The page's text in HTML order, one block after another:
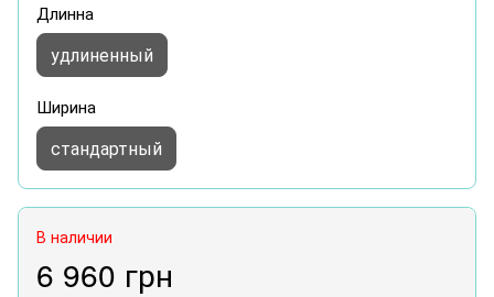
Длинна
удлиненный
Ширина
стандартный
В наличии
6 960 грн